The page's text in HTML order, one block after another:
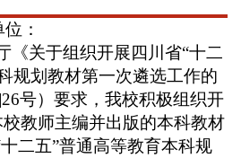
：
关于组织开展四川省“十二
规划教材第一次遴选工作的
号）要求，我校积极组织开
校教师主编并出版的本科教材
二五”普通高等教育本科规